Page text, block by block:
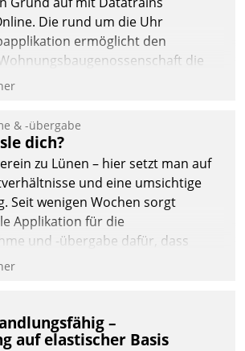
Die rund um die Uhr
ermöglicht den
die
per Smartphone, Tablet oder PC.
& -übergabe
dich?
zu Lünen – hier setzt man auf
und eine umsichtige
Seit wenigen Wochen sorgt
Applikation für die
und -übergabe dafür, dass
kommen und, so es sein muss,
–
auf elastischer Basis